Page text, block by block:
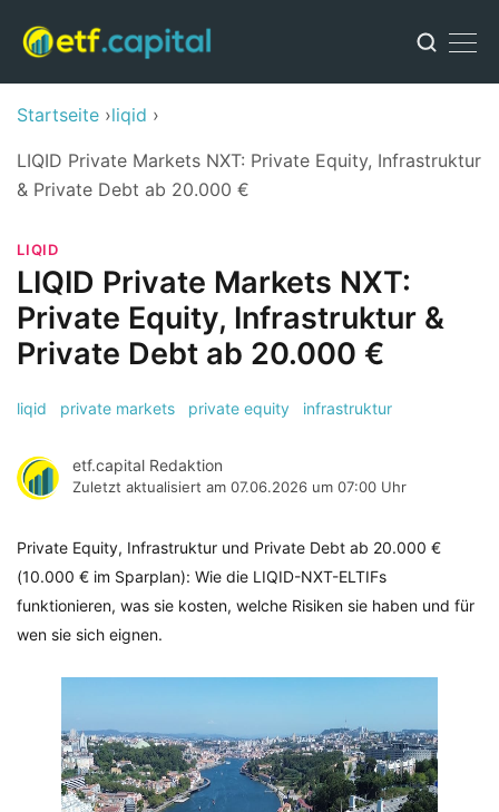
Startseite liqid
LIQID Private Markets NXT: Private Equity, Infrastruktur
& Private Debt ab 20.000 €
LIQID
LIQID Private Markets NXT:
Private Equity, Infrastruktur &
Private Debt ab 20.000 €
liqid private markets private equity infrastruktur
etf.capital Redaktion
Zuletzt aktualisiert am 07.06.2026 um 07:00 Uhr
Private Equity, Infrastruktur und Private Debt ab 20.000 €
(10.000 € im Sparplan): Wie die LIQID-NXT-ELTIFs
funktionieren, was sie kosten, welche Risiken sie haben und für
wen sie sich eignen.